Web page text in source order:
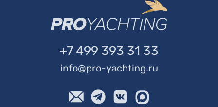
+7 499 393 31 33
info@pro-yachting.ru